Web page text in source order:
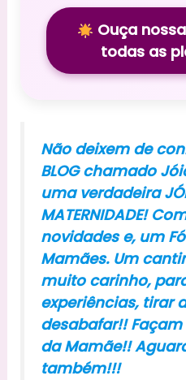
Ouça
todas as
Não deixem de
BLOG chamado
uma verdadeira
MATERNIDADE!
novidades e, um
Mamães. Um
muito carinho,
experiências, tirar
desabafar!!
da Mamãe!!
também!!!